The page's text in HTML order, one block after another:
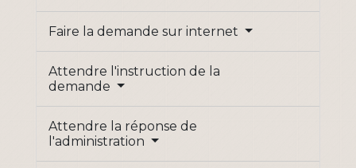
Faire la demande sur internet
Attendre l'instruction de la
demande
Attendre la réponse de
l'administration